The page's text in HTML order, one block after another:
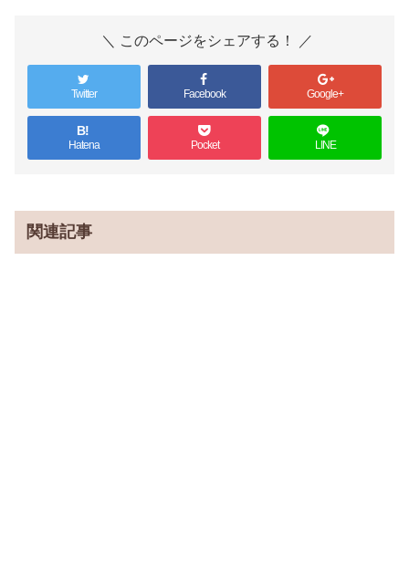
＼ このページをシェアする！ ／
Twitter Facebook Google+
B!
Hatena Pocket LINE
関連記事